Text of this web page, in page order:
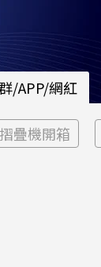
/APP/網紅
疊機開箱